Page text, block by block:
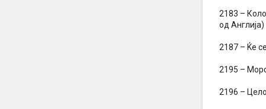
2183 –
од Англија)
2187 – Ќе
2195 –
2196 –